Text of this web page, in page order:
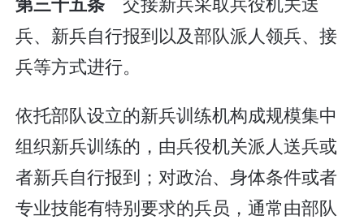
兵、新兵自行报到以及部队派人领兵、接
兵等方式进行。
依托部队设立的新兵训练机构成规模集中
组织新兵训练的，由兵役机关派人送兵或
者新兵自行报到；对政治、身体条件或者
专业技能有特别要求的兵员，通常由部队